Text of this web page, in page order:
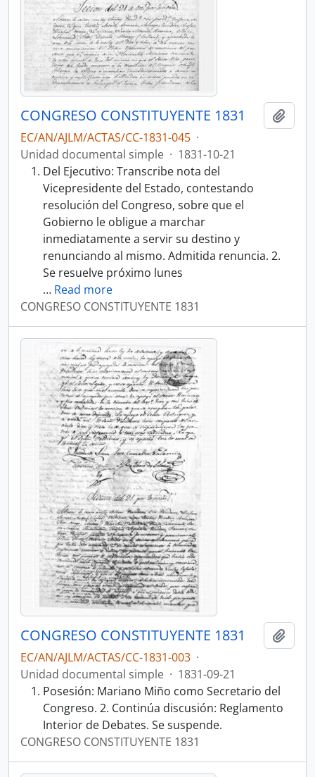
CONGRESO CONSTITUYENTE 1831
EC/AN/AJLM/ACTAS/CC-1831-045 ·
Unidad documental simple · 1831-10-21
Del Ejecutivo: Transcribe nota del
Vicepresidente del Estado, contestando
resolución del Congreso, sobre que el
Gobierno le obligue a marchar
inmediatamente a servir su destino y
renunciando al mismo. Admitida renuncia. 2.
Se resuelve próximo lunes
… Read more
CONGRESO CONSTITUYENTE 1831
CONGRESO CONSTITUYENTE 1831
EC/AN/AJLM/ACTAS/CC-1831-003 ·
Unidad documental simple · 1831-09-21
Posesión: Mariano Miño como Secretario del
Congreso. 2. Continúa discusión: Reglamento
Interior de Debates. Se suspende.
CONGRESO CONSTITUYENTE 1831